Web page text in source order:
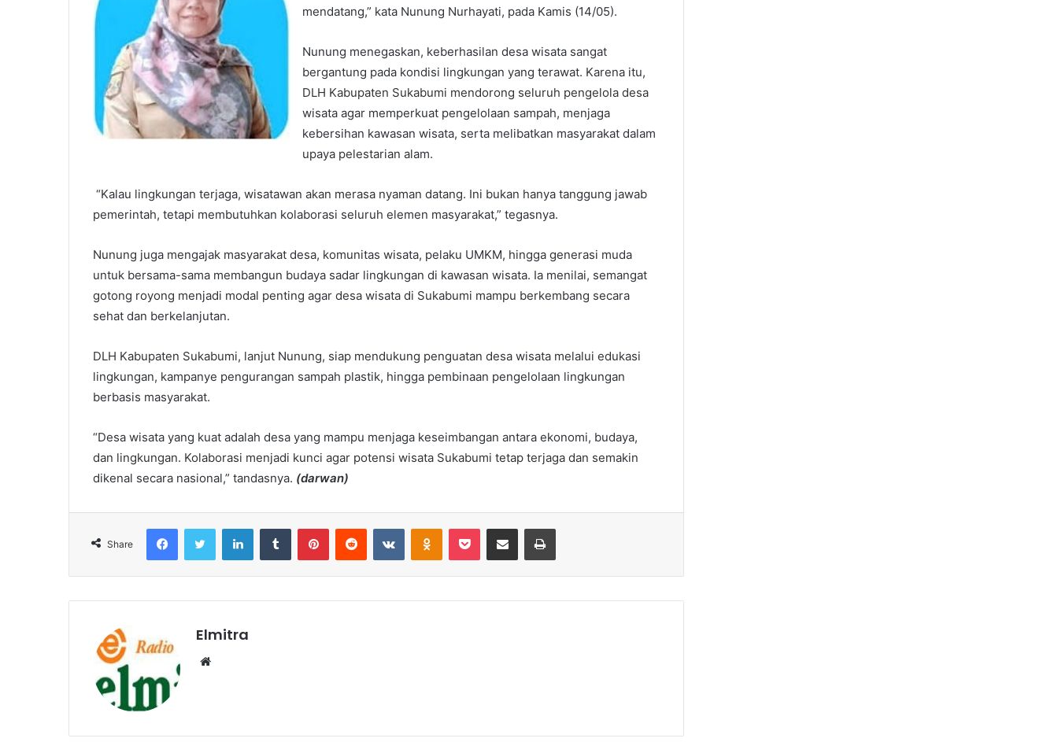
mendatang,” kata Nunung Nurhayati, pada Kamis (14/05).
Nunung menegaskan, keberhasilan desa wisata sangat
bergantung pada kondisi lingkungan yang terawat. Karena itu,
DLH Kabupaten Sukabumi mendorong seluruh pengelola desa
wisata agar memperkuat pengelolaan sampah, menjaga
kebersihan kawasan wisata, serta melibatkan masyarakat dalam
upaya pelestarian alam.
“Kalau lingkungan terjaga, wisatawan akan merasa nyaman datang. Ini bukan hanya tanggung jawab
pemerintah, tetapi membutuhkan kolaborasi seluruh elemen masyarakat,” tegasnya.
Nunung juga mengajak masyarakat desa, komunitas wisata, pelaku UMKM, hingga generasi muda
untuk bersama-sama membangun budaya sadar lingkungan di kawasan wisata. Ia menilai, semangat
gotong royong menjadi modal penting agar desa wisata di Sukabumi mampu berkembang secara
sehat dan berkelanjutan.
DLH Kabupaten Sukabumi, lanjut Nunung, siap mendukung penguatan desa wisata melalui edukasi
lingkungan, kampanye pengurangan sampah plastik, hingga pembinaan pengelolaan lingkungan
berbasis masyarakat.
“Desa wisata yang kuat adalah desa yang mampu menjaga keseimbangan antara ekonomi, budaya,
dan lingkungan. Kolaborasi menjadi kunci agar potensi wisata Sukabumi tetap terjaga dan semakin
dikenal secara nasional,” tandasnya. (darwan)
Share
FacebookTwitter LinkedInTumblr PinterestReddit VKontakteOdnoklassniki
Pocket Share via Email Print
Elmitra
Website